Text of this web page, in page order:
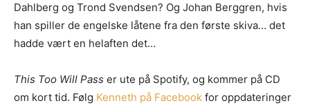
Dahlberg og Trond Svendsen? Og Johan Berggren, hvis
han spiller de engelske låtene fra den første skiva… det
hadde vært en helaften det…
This Too Will Pass er ute på Spotify, og kommer på CD
om kort tid. Følg Kenneth på Facebook for oppdateringer